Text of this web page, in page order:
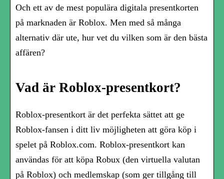
Och ett av de mest populära digitala presentkorten
på marknaden är Roblox. Men med så många
alternativ där ute, hur vet du vilken som är den bästa
affären?
Vad är Roblox-presentkort?
Roblox-presentkort är det perfekta sättet att ge
Roblox-fansen i ditt liv möjligheten att göra köp i
spelet på Roblox.com. Roblox-presentkort kan
användas för att köpa Robux (den virtuella valutan
på Roblox) och medlemskap (som ger tillgång till